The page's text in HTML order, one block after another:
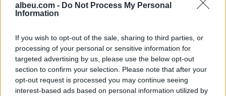
albeu.com - Do Not Process My Personal
Information
If you wish to opt-out of the sale, sharing to third parties, or
processing of your personal or sensitive information for
targeted advertising by us, please use the below opt-out
section to confirm your selection. Please note that after your
opt-out request is processed you may continue seeing
interest-based ads based on personal information utilized by
“Jam shumë më tepër se
mbiemri që mbaj”, Blerina
Bajko flet pas largimit nga
“Ferma VIP”: Moza tallet
me realitetin
Konkurrente në “Kënga
Magjike”, Blerina Braka
tregon kuptimin e këngës